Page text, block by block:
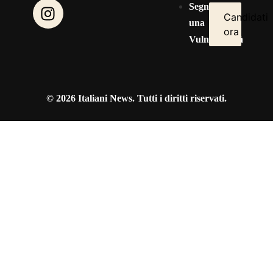
Segnala
una
Vulnerabilità
Candidati
ora
© 2026 Italiani News. Tutti i diritti riservati.